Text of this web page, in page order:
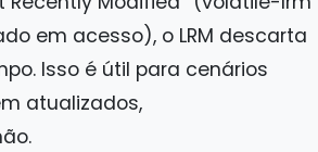
em acesso), o LRM descarta
Isso é útil para cenários
atualizados,